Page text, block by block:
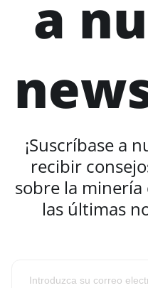
a
¡Suscríbase a
recibir
sobre la
las últimas